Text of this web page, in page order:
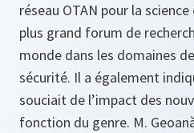
réseau OTAN pour la
plus grand forum de
monde dans les domaines
sécurité. Il a également
souciait de l’impact des
fonction du genre. M.